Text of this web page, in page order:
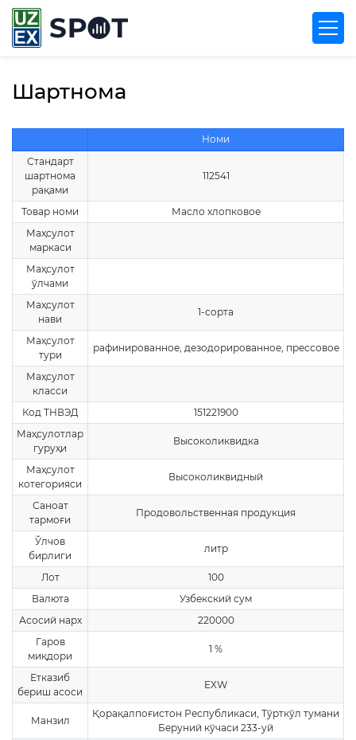
Шартнома
Номи
Стандарт
шартнома
рақами
112541
Товар номи
Масло хлопковое
Маҳсулот
маркаси
Маҳсулот
ўлчами
Маҳсулот
нави
1-сорта
Маҳсулот
тури
рафинированное, дезодорированное, прессовое
Маҳсулот
класси
Код ТНВЭД
151221900
Маҳсулотлар
гуруҳи
Высоколиквидка
Маҳсулот
котегорияси
Высоколиквидный
Саноат
тармоғи
Продовольственная продукция
Ўлчов
бирлиги
литр
Лот
100
Валюта
Узбекский сум
Асосий нарх
220000
Гаров
миқдори
1 %
Етказиб
бериш асоси
EXW
Манзил
Қорақалпоғистон Республикаси, Тўрткўл тумани
Беруний кўчаси 233-уй